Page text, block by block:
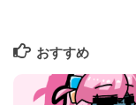
おすすめ